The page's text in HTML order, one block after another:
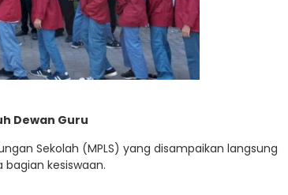
Dewan Guru
Sekolah (MPLS) yang disampaikan langsung
bagian kesiswaan.